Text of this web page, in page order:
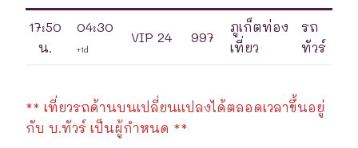
17:50
น.
04:30
+1d
VIP 24 997
ภูเก็ตท่อง
เที่ยว
รถ
ทัวร์
** เที่ยวรถด้านบนเปลี่ยนแปลงได้ตลอดเวลาขึ้นอยู่
กับ บ.ทัวร์ เป็นผู้กำหนด **